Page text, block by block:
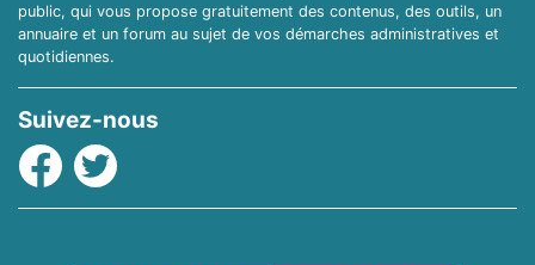
public, qui vous propose gratuitement des contenus, des outils, un
annuaire et un forum au sujet de vos démarches administratives et
quotidiennes.
Suivez-nous
Facebook
Twitter